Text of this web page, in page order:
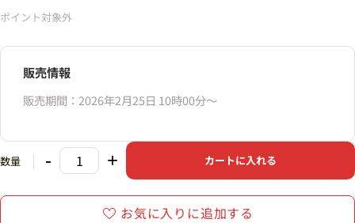
ポイント対象外
販売情報
販売期間：2026年2月25日 10時00分〜
数量 - + カートに入れる
お気に入りに追加する